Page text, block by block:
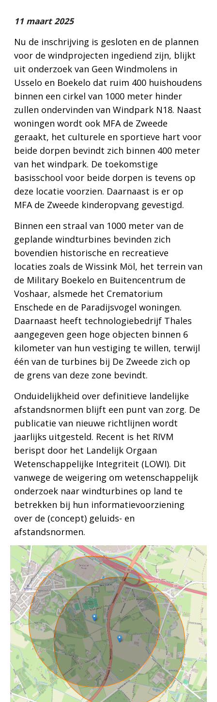
11 maart2025
Nu de inschrijving is gesloten en de plannen
voor de windprojecten ingediend zijn, blijkt
uit onderzoek van Geen Windmolens in
Usselo en Boekelo dat ruim 400 huishoudens
binnen een cirkel van 1000 meter hinder
zullen ondervinden van Windpark N18. Naast
woningen wordt ook MFA de Zweede
geraakt, het culturele en sportieve hart voor
beide dorpen bevindt zich binnen 400 meter
van het windpark. De toekomstige
basisschool voor beide dorpen is tevens op
deze locatie voorzien. Daarnaast is er op
MFA de Zweede kinderopvang gevestigd.
Binnen een straal van 1000 meter van de
geplande windturbines bevinden zich
bovendien historische en recreatieve
locaties zoals de Wissink Möl, het terrein van
de Military Boekelo en Buitencentrum de
Voshaar, alsmede het Crematorium
Enschede en de Paradijsvogel woningen.
Daarnaast heeft technologiebedrijf Thales
aangegeven geen hoge objecten binnen 6
kilometer van hun vestiging te willen, terwijl
één van de turbines bij De Zweede zich op
de grens van deze zone bevindt.
Onduidelijkheid over definitieve landelijke
afstandsnormen blijft een punt van zorg. De
publicatie van nieuwe richtlijnen wordt
jaarlijks uitgesteld. Recent is het RIVM
berispt door het Landelijk Orgaan
Wetenschappelijke Integriteit (LOWI). Dit
vanwege de weigering om wetenschappelijk
onderzoek naar windturbines op land te
betrekken bij hun informatievoorziening
over de (concept) geluids- en
afstandsnormen.